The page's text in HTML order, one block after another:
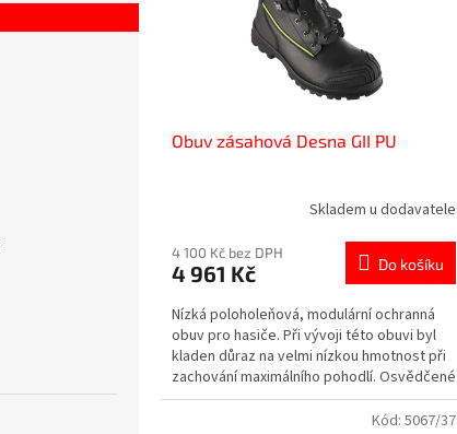
Obuv zásahová Desna GII PU
Skladem u dodavatele
4 100 Kč bez DPH
4 961 Kč Do košíku
Nízká poloholeňová, modulární ochranná
obuv pro hasiče. Při vývoji této obuvi byl
kladen důraz na velmi nízkou hmotnost při
zachování maximálního pohodlí. Osvědčené
vlastnosti...
Kód: 5067/37